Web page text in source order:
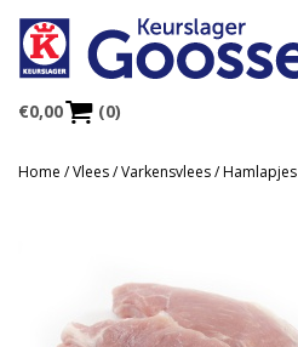
€0,00 (0)
Home /Vlees/Varkensvlees/ Hamlapjes